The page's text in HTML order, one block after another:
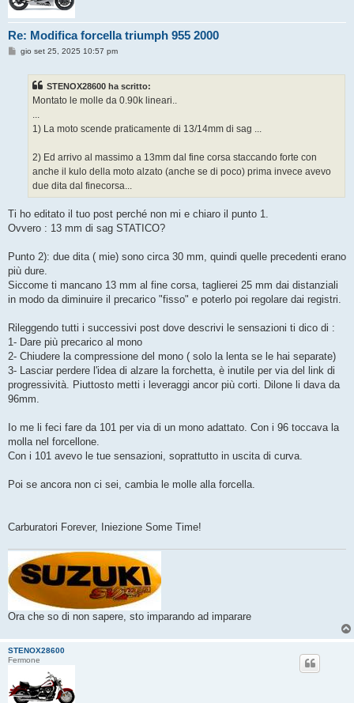
Re: Modifica forcella triumph 955 2000
Mgio set 25, 2025 10:57 pm
STENOX28600 ha scritto:
Montato le molle da 0.90k lineari..
...
1) La moto scende praticamente di 13/14mm di sag ...
2) Ed arrivo al massimo a 13mm dal fine corsa staccando forte con
anche il kulo della moto alzato (anche se di poco) prima invece avevo
due dita dal finecorsa...
Ti ho editato il tuo post perché non mi e chiaro il punto 1.
Ovvero : 13 mm di sag STATICO?
Punto 2): due dita ( mie) sono circa 30 mm, quindi quelle precedenti erano
più dure.
Siccome ti mancano 13 mm al fine corsa, taglierei 25 mm dai distanziali
in modo da diminuire il precarico "fisso" e poterlo poi regolare dai registri.
Rileggendo tutti i successivi post dove descrivi le sensazioni ti dico di :
1- Dare più precarico al mono
2- Chiudere la compressione del mono ( solo la lenta se le hai separate)
3- Lasciar perdere l'idea di alzare la forchetta, è inutile per via del link di
progressività. Piuttosto metti i leveraggi ancor più corti. Dilone li dava da
96mm.
Io me li feci fare da 101 per via di un mono adattato. Con i 96 toccava la
molla nel forcellone.
Con i 101 avevo le tue sensazioni, soprattutto in uscita di curva.
Poi se ancora non ci sei, cambia le molle alla forcella.
Carburatori Forever, Iniezione Some Time!
Ora che so di non sapere, sto imparando ad imparare
STENOX28600
Fermone